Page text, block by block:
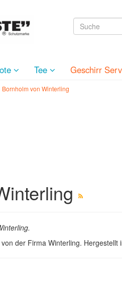
Tee Geschirr
Bornholm von Winterling
der Firma Winterling. Hergestellt